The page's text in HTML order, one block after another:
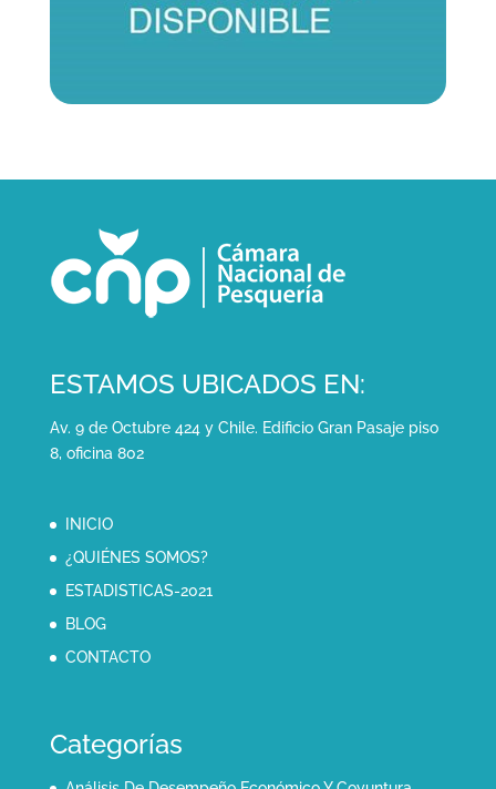
ESTAMOS UBICADOS EN:
Av. 9 de Octubre 424 y Chile. Edificio Gran Pasaje piso
8, oficina 802
INICIO
¿QUIÉNES SOMOS?
ESTADISTICAS-2021
BLOG
CONTACTO
Categorías